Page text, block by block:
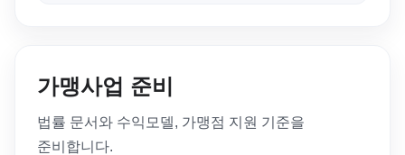
가맹사업 준비
법률 문서와 수익모델, 가맹점 지원 기준을
준비합니다.